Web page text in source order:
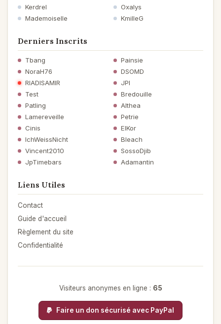
Kerdrel
Oxalys
Mademoiselle
KmilleG
Derniers Inscrits
Tbang
Painsie
NoraH76
DSOMD
RIADISAMIR
JPI
Test
Bredouille
Patling
Althea
Lamereveille
Petrie
Cinis
ElKor
IchWeissNicht
Bleach
Vincent2010
SossoDjib
JpTimebars
Adamantin
Liens Utiles
Contact
Guide d'accueil
Règlement du site
Confidentialité
Visiteurs anonymes en ligne : 65
Faire un don sécurisé avec PayPal